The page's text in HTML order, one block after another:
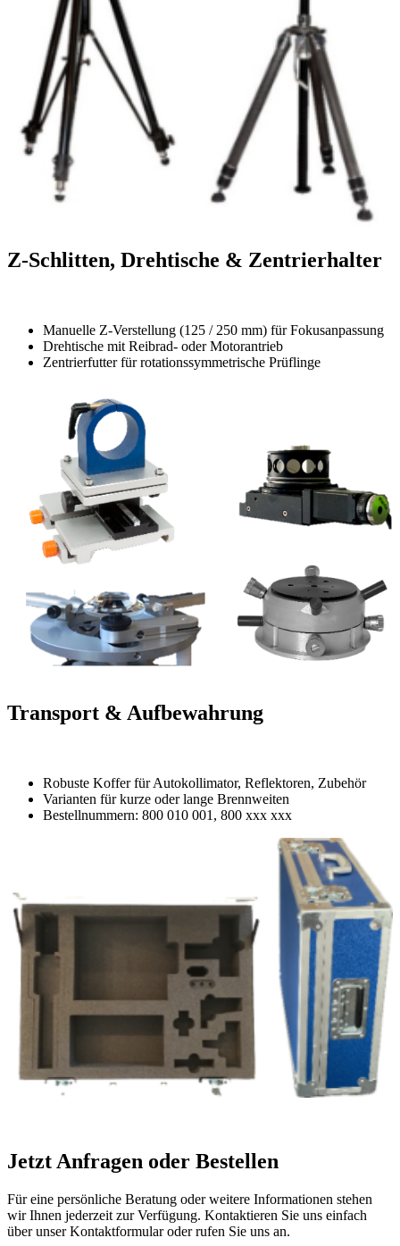
Z-Schlitten, Drehtische & Zentrierhalter
Manuelle Z-Verstellung (125 / 250 mm) für Fokusanpassung
Drehtische mit Reibrad- oder Motorantrieb
Zentrierfutter für rotationssymmetrische Prüflinge
Transport & Aufbewahrung
Robuste Koffer für Autokollimator, Reflektoren, Zubehör
Varianten für kurze oder lange Brennweiten
Bestellnummern: 800 010 001, 800 xxx xxx
Jetzt Anfragen oder Bestellen
Für eine persönliche Beratung oder weitere Informationen stehen
wir Ihnen jederzeit zur Verfügung. Kontaktieren Sie uns einfach
über unser Kontaktformular oder rufen Sie uns an.